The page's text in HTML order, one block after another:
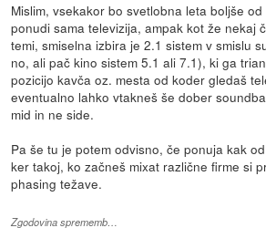
Mislim, vsekakor bo svetlobna leta boljše
ponudi sama televizija, ampak kot že nekaj
temi, smiselna izbira je 2.1 sistem v smislu
no, ali pač kino sistem 5.1 ali 7.1), ki ga
pozicijo kavča oz. mesta od koder gledaš
eventualno lahko vtakneš še dober
mid in ne side.
Pa še tu je potem odvisno, če ponuja kak
ker takoj, ko začneš mixat različne firme si
phasing težave.
Zgodovina sprememb…